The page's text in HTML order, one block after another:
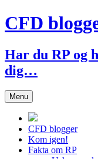
Hop
til
CFD
Har du RP og
dig…
Menu
CFD blogger
Kom igen!
Fakta om RP